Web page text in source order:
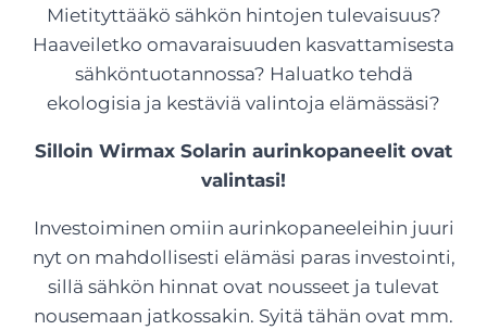
Mietityttääkö sähkön hintojen tulevaisuus?
Haaveiletko omavaraisuuden kasvattamisesta
sähköntuotannossa? Haluatko tehdä
ekologisia ja kestäviä valintoja elämässäsi?
Silloin Wirmax Solarin aurinkopaneelit ovat
valintasi!
Investoiminen omiin aurinkopaneeleihin juuri
nyt on mahdollisesti elämäsi paras investointi,
sillä sähkön hinnat ovat nousseet ja tulevat
nousemaan jatkossakin. Syitä tähän ovat mm.